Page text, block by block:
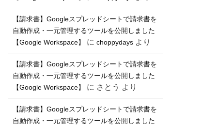
【請求書】Googleスプレッドシートで請求書を
自動作成・一元管理するツールを公開しました
【Google Workspace】
に choppydays より
【請求書】Googleスプレッドシートで請求書を
自動作成・一元管理するツールを公開しました
【Google Workspace】
に さとう より
【請求書】Googleスプレッドシートで請求書を
自動作成・一元管理するツールを公開しました